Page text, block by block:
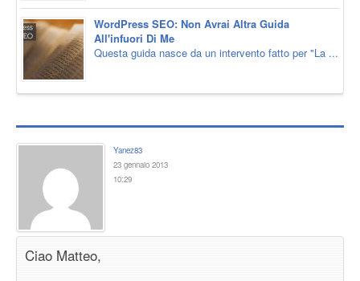
WordPress SEO: Non Avrai Altra Guida
All'infuori Di Me
Questa guida nasce da un intervento fatto per "La ...
Yanez83
23 gennaio 2013
10:29
Ciao Matteo,